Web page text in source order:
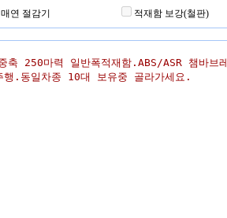
매연 절감기
적재함 보강(철판)